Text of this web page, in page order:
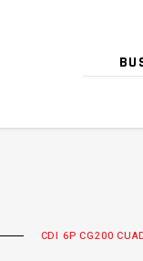
ESTÁ VACÍO.
CDI 6P CG200